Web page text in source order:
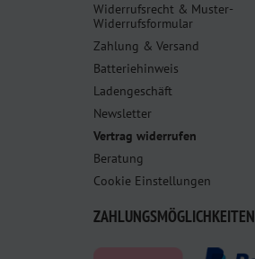
Widerrufsrecht & Muster-
Widerrufsformular
Zahlung & Versand
Batteriehinweis
Ladengeschäft
Newsletter
Vertrag widerrufen
Beratung
Cookie Einstellungen
ZAHLUNGSMÖGLICHKEITEN